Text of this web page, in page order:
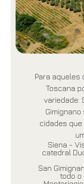
Para aqueles
Toscana
variedade:
cidades
Siena -
catedral
San
todo o